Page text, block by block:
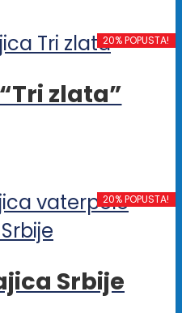
20% POPUSTA!
zlata”
20% POPUSTA!
Srbije